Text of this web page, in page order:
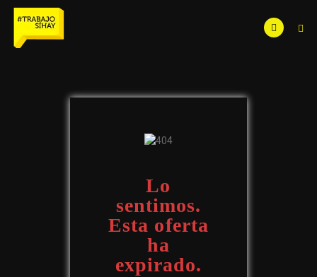
Lo
sentimos.
Esta oferta
ha
expirado.